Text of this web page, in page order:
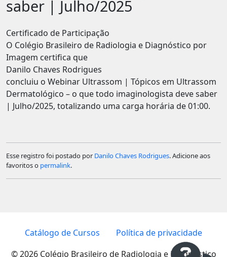
saber | Julho/2025
Certificado de Participação
O Colégio Brasileiro de Radiologia e Diagnóstico por
Imagem certifica que
Danilo Chaves Rodrigues
concluiu o Webinar Ultrassom | Tópicos em Ultrassom
Dermatológico – o que todo imaginologista deve saber
| Julho/2025, totalizando uma carga horária de 01:00.
Esse registro foi postado por Danilo Chaves Rodrigues. Adicione aos
favoritos o permalink.
Catálogo de Cursos
Política de privacidade
© 2026 Colégio Brasileiro de Radiologia e Diagnóstico